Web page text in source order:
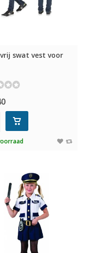
swat vest voor